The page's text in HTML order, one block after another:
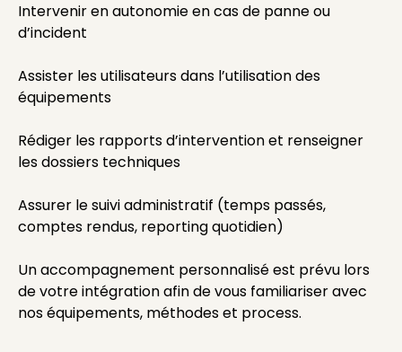
Intervenir en autonomie en cas de panne ou
d’incident
Assister les utilisateurs dans l’utilisation des
équipements
Rédiger les rapports d’intervention et renseigner
les dossiers techniques
Assurer le suivi administratif (temps passés,
comptes rendus, reporting quotidien)
Un accompagnement personnalisé est prévu lors
de votre intégration afin de vous familiariser avec
nos équipements, méthodes et process.